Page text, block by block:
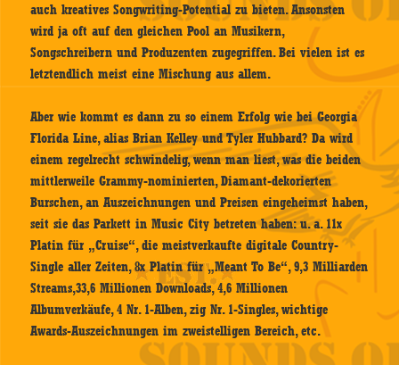
auch kreatives Songwriting-Potential zu bieten. Ansonsten
wird ja oft auf den gleichen Pool an Musikern,
Songschreibern und Produzenten zugegriffen. Bei vielen ist es
letztendlich meist eine Mischung aus allem.
Aber wie kommt es dann zu so einem Erfolg wie bei Georgia
Florida Line, alias Brian Kelley und Tyler Hubbard? Da wird
einem regelrecht schwindelig, wenn man liest, was die beiden
mittlerweile Grammy-nominierten, Diamant-dekorierten
Burschen, an Auszeichnungen und Preisen eingeheimst haben,
seit sie das Parkett in Music City betreten haben: u. a. 11x
Platin für „Cruise“, die meistverkaufte digitale Country-
Single aller Zeiten, 8x Platin für „Meant To Be“, 9,3 Milliarden
Streams,33,6 Millionen Downloads, 4,6 Millionen
Albumverkäufe, 4 Nr. 1-Alben, zig Nr. 1-Singles, wichtige
Awards-Auszeichnungen im zweistelligen Bereich, etc.